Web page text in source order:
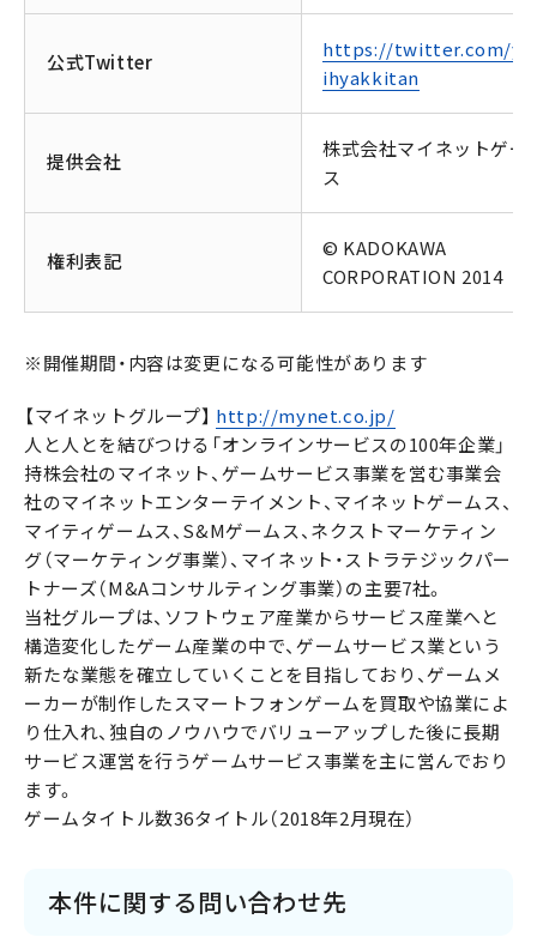
公式Twitter
https://twitter.com/
ihyakkitan
提供会社
株式会社マイネットゲー
ス
権利表記
© KADOKAWA
CORPORATION 2014
※開催期間・内容は変更になる可能性があります
【マイネットグループ】 http://mynet.co.jp/
人と人とを結びつける「オンラインサービスの100年企業」
持株会社のマイネット、ゲームサービス事業を営む事業会
社のマイネットエンターテイメント、マイネットゲームス、
マイティゲームス、S&Mゲームス、ネクストマーケティン
グ（マーケティング事業）、マイネット・ストラテジックパー
トナーズ（M&Aコンサルティング事業）の主要7社。
当社グループは、ソフトウェア産業からサービス産業へと
構造変化したゲーム産業の中で、ゲームサービス業という
新たな業態を確立していくことを目指しており、ゲームメ
ーカーが制作したスマートフォンゲームを買取や協業によ
り仕入れ、独自のノウハウでバリューアップした後に長期
サービス運営を行うゲームサービス事業を主に営んでおり
ます。
ゲームタイトル数36タイトル（2018年2月現在）
本件に関する問い合わせ先